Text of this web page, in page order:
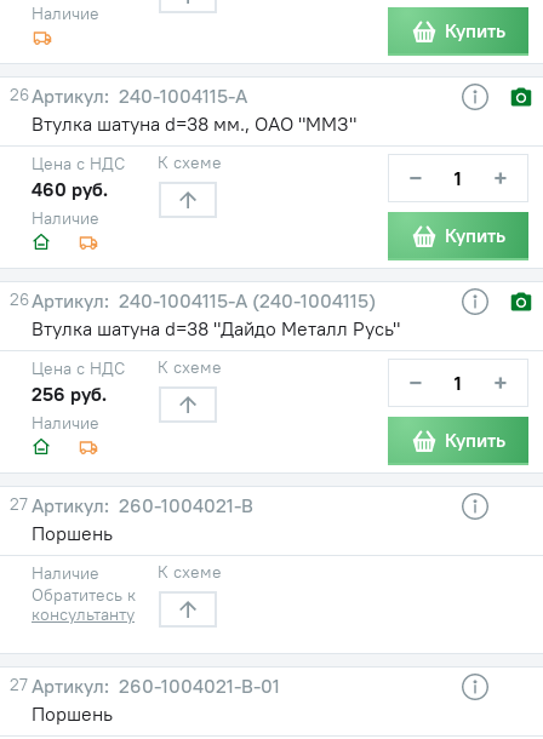
Наличие
Купить
26
240-1004115-А
Втулка шатуна d=38 мм., ОАО "ММЗ"
Наличие
Цена с НДС
460 руб.
К схеме − +
Купить
26
240-1004115-А (240-1004115)
Втулка шатуна d=38 "Дайдо Металл Русь"
Наличие
Цена с НДС
256 руб.
К схеме − +
Купить
27
260-1004021-В
Поршень
Наличие
Обратитесь к
консультанту
К схеме
27
260-1004021-В-01
Поршень